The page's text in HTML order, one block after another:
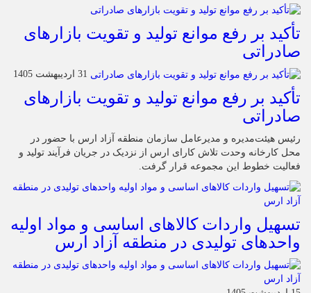
تأکید بر رفع موانع تولید و تقویت بازارهای
صادراتی
31 اردیبهشت 1405
تأکید بر رفع موانع تولید و تقویت بازارهای
صادراتی
رئیس هیئت‌مدیره و مدیرعامل سازمان منطقه آزاد ارس با حضور در
محل کارخانه وحدت تلاش کارای ارس از نزدیک در جریان فرآیند تولید و
فعالیت خطوط این مجموعه قرار گرفت.
تسهیل واردات کالاهای اساسی و مواد اولیه
واحدهای تولیدی در منطقه آزاد ارس